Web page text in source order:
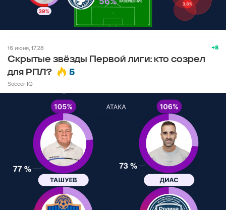
+8
16 июня, 17:28
Скрытые звёзды Первой лиги: кто созрел
для РПЛ?
5
Soccer IQ